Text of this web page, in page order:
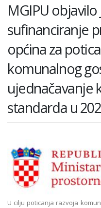
MGIPU objavilo
sufinanciranje
općina za
komunalnog
ujednačavanje
standarda u
U cilju poticanja razvoja